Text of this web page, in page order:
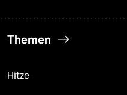
Themen
Hitze